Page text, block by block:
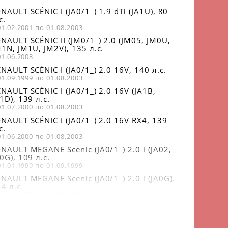
SCÉNIC I (JA0/1_) 1.9 dTi (JA1U), 80
по 01.08.2003
SCÉNIC II (JM0/1_) 2.0 (JM05, JM0U,
JM1U, JM2V), 135 л.с.
SCÉNIC I (JA0/1_) 2.0 16V, 140 л.с.
по 01.08.2003
SCÉNIC I (JA0/1_) 2.0 16V (JA1B,
139 л.с.
по 01.08.2003
SCÉNIC I (JA0/1_) 2.0 16V RX4, 139
по 01.08.2003
MEGANE Scenic (JA0/1_) 2.0 i (JA02,
109 л.с.
по 01.09.1999
MEGANE Scenic (JA0/1_) 2.0 i (JA0G),
л.с.